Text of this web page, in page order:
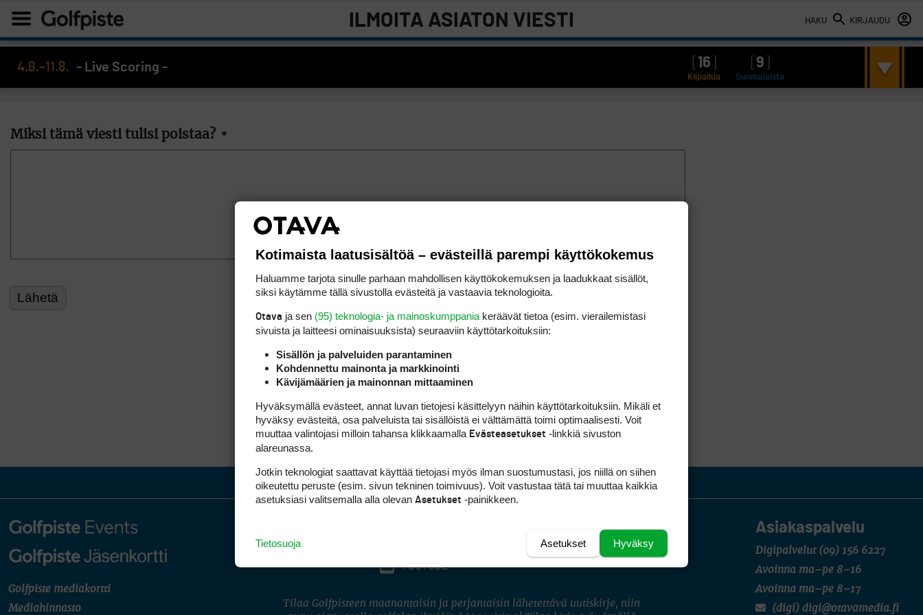
HAKU KIRJAUDU
ILMOITA ASIATON VIESTI
4.8.–11.8. - Live Scoring - 16 9
Kilpailua Suomalaista
Miksi tämä viesti tulisi poistaa? *
Golfpiste mediakortti
Mediahinnasto
Asiakaspalvelu
Digipalvelut (09) 156 6227
Avoinna ma–pe 8–16
Avoinna ma–pe 8–17
(digi) digi@otavamedia.fi
INSTAGRAM
YOUTUBE
Tilaa Golfpisteen maanantaisin ja perjantaisin lähetettävä uutiskirje, niin
Kotimaista laatusisältöä – evästeillä parempi käyttökokemus
Haluamme tarjota sinulle parhaan mahdollisen käyttökokemuksen ja laadukkaat sisällöt,
siksi käytämme tällä sivustolla evästeitä ja vastaavia teknologioita.
Otava ja sen (95) teknologia- ja mainoskumppania keräävät tietoa (esim. vierailemis­tasi
sivuista ja laitteesi ominaisuuk­sista) seuraaviin käyttötarkoituksiin:
Sisällön ja palveluiden parantaminen
Kohdennettu mainonta ja markkinointi
Kävijämäärien ja mainonnan mittaaminen
Hyväksymällä evästeet, annat luvan tietojesi käsittelyyn näihin käyttötarkoituksiin. Mikäli et
hyväksy evästeitä, osa palveluista tai sisällöistä ei välttämättä toimi optimaalisesti. Voit
muuttaa valintojasi milloin tahansa klikkaamalla Evästeasetukset -linkkiä sivuston
alareunassa.
Jotkin teknologiat saattavat käyttää tietojasi myös ilman suostumustasi, jos niillä on siihen
oikeutettu peruste (esim. sivun tekninen toimivuus). Voit vastustaa tätä tai muuttaa kaikkia
asetuksiasi valitsemalla alla olevan Asetukset -painikkeen.
Hyväksy
Asetukset
Tietosuoja